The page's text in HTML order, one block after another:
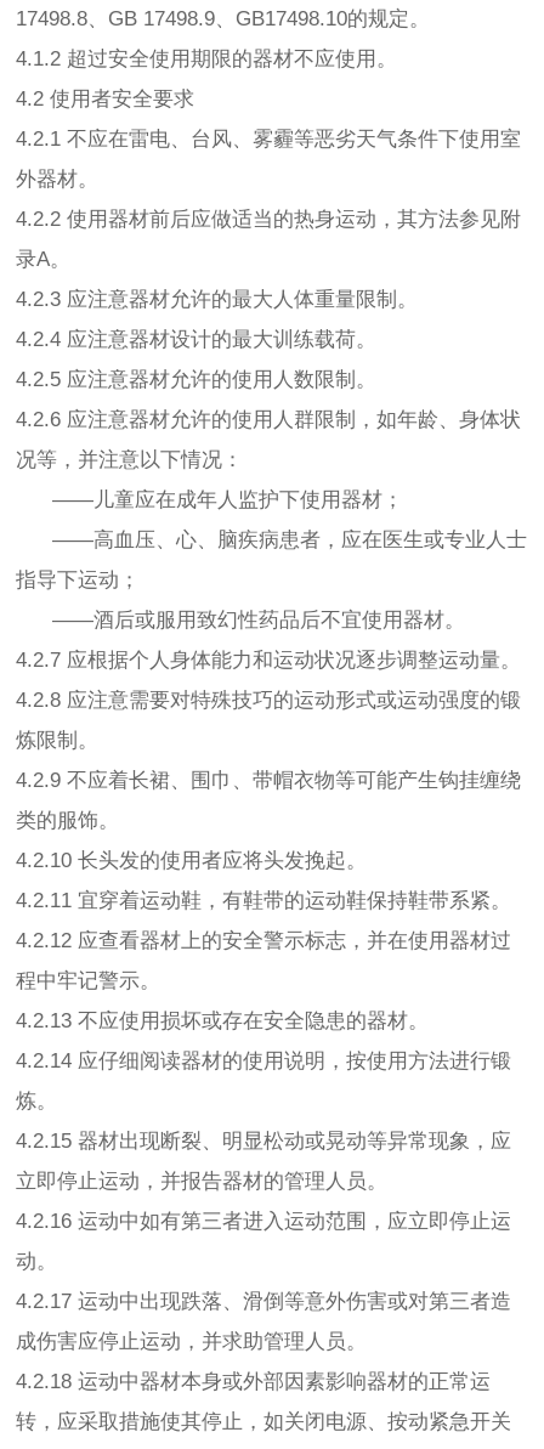
17498.8、GB 17498.9、GB17498.10的规定。
4.1.2 超过安全使用期限的器材不应使用。
4.2 使用者安全要求
4.2.1 不应在雷电、台风、雾霾等恶劣天气条件下使用室
外器材。
4.2.2 使用器材前后应做适当的热身运动，其方法参见附
录A。
4.2.3 应注意器材允许的最大人体重量限制。
4.2.4 应注意器材设计的最大训练载荷。
4.2.5 应注意器材允许的使用人数限制。
4.2.6 应注意器材允许的使用人群限制，如年龄、身体状
况等，并注意以下情况：
——儿童应在成年人监护下使用器材；
——高血压、心、脑疾病患者，应在医生或专业人士
指导下运动；
——酒后或服用致幻性药品后不宜使用器材。
4.2.7 应根据个人身体能力和运动状况逐步调整运动量。
4.2.8 应注意需要对特殊技巧的运动形式或运动强度的锻
炼限制。
4.2.9 不应着长裙、围巾、带帽衣物等可能产生钩挂缠绕
类的服饰。
4.2.10 长头发的使用者应将头发挽起。
4.2.11 宜穿着运动鞋，有鞋带的运动鞋保持鞋带系紧。
4.2.12 应查看器材上的安全警示标志，并在使用器材过
程中牢记警示。
4.2.13 不应使用损坏或存在安全隐患的器材。
4.2.14 应仔细阅读器材的使用说明，按使用方法进行锻
炼。
4.2.15 器材出现断裂、明显松动或晃动等异常现象，应
立即停止运动，并报告器材的管理人员。
4.2.16 运动中如有第三者进入运动范围，应立即停止运
动。
4.2.17 运动中出现跌落、滑倒等意外伤害或对第三者造
成伤害应停止运动，并求助管理人员。
4.2.18 运动中器材本身或外部因素影响器材的正常运
转，应采取措施使其停止，如关闭电源、按动紧急开关